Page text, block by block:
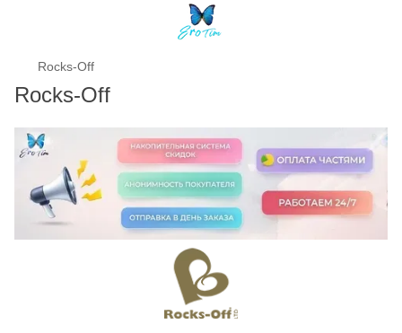
Rocks-Off
Rocks-Off